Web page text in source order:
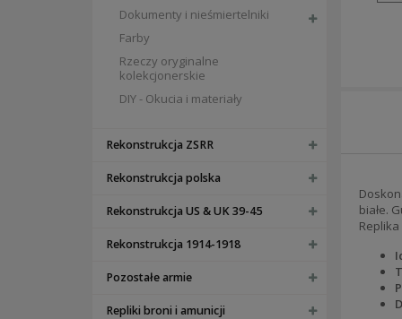
Dokumenty i nieśmiertelniki
Farby
Rzeczy oryginalne
kolekcjonerskie
DIY - Okucia i materiały
Rekonstrukcja ZSRR
Rekonstrukcja polska
Rekonstrukcja US & UK 39-45
Rekonstrukcja 1914-1918
Pozostałe armie
Repliki broni i amunicji
białe.